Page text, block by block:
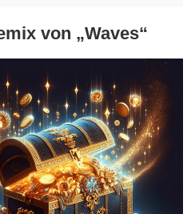
von „Waves“